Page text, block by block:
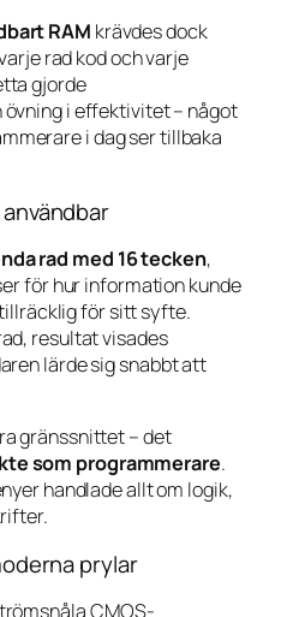
RAM krävdes dock
rad kod och varje
gjorde
i effektivitet – något
i dag ser tillbaka
rad med 16 tecken,
för hur information kunde
för sitt syfte.
resultat visades
lärde sig snabbt att
gränssnittet – det
som programmerare.
handlade allt om logik,
prylar
CMOS-